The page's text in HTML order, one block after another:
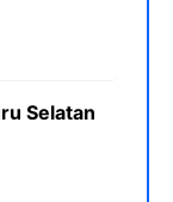
Selatan